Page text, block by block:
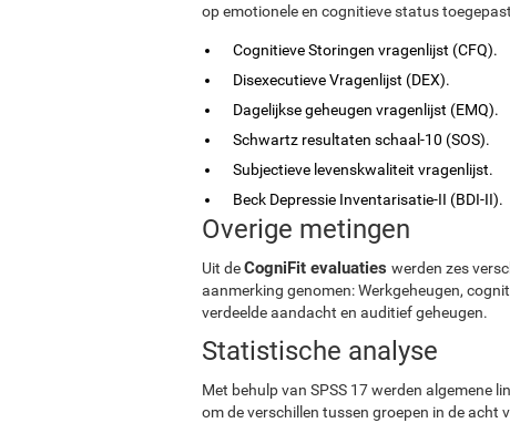
op emotionele en cognitieve status
Cognitieve Storingen vragenlijst (CFQ).
Disexecutieve Vragenlijst (DEX).
Dagelijkse geheugen vragenlijst (EMQ).
Schwartz resultaten schaal-10 (SOS).
Subjectieve levenskwaliteit vragenlijst.
Beck Depressie Inventarisatie-II (BDI-II).
Overige metingen
Uit deCogniFit evaluaties werden zes
aanmerking genomen: Werkgeheugen,
verdeelde aandacht en auditief geheugen.
Statistische analyse
Met behulp van SPSS 17 werden algemene
om de verschillen tussen groepen in de acht